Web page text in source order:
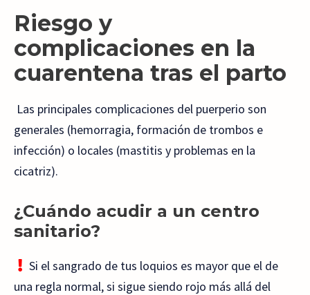
Riesgo y
complicaciones en la
cuarentena tras el parto
Las principales complicaciones del puerperio son
generales (hemorragia, formación de trombos e
infección) o locales (mastitis y problemas en la
cicatriz).
¿Cuándo acudir a un centro
sanitario?
Si el sangrado de tus loquios es mayor que el de
una regla normal, si sigue siendo rojo más allá del